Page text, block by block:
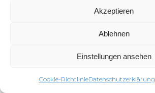
Akzeptieren
Ablehnen
Einstellungen ansehen
Cookie-RichtlinieDatenschutzerklärung